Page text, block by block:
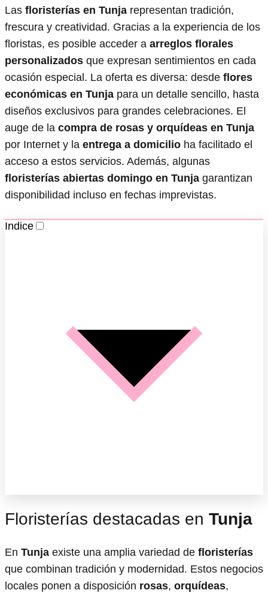
Las floristerías en Tunja representan tradición,
frescura y creatividad. Gracias a la experiencia de los
floristas, es posible acceder a arreglos florales
personalizados que expresan sentimientos en cada
ocasión especial. La oferta es diversa: desde flores
económicas en Tunja para un detalle sencillo, hasta
diseños exclusivos para grandes celebraciones. El
auge de la compra de rosas y orquídeas en Tunja
por Internet y la entrega a domicilio ha facilitado el
acceso a estos servicios. Además, algunas
floristerías abiertas domingo en Tunja garantizan
disponibilidad incluso en fechas imprevistas.
Indice
Floristerías destacadas en Tunja
En Tunja existe una amplia variedad de floristerías
que combinan tradición y modernidad. Estos negocios
locales ponen a disposición rosas, orquídeas,